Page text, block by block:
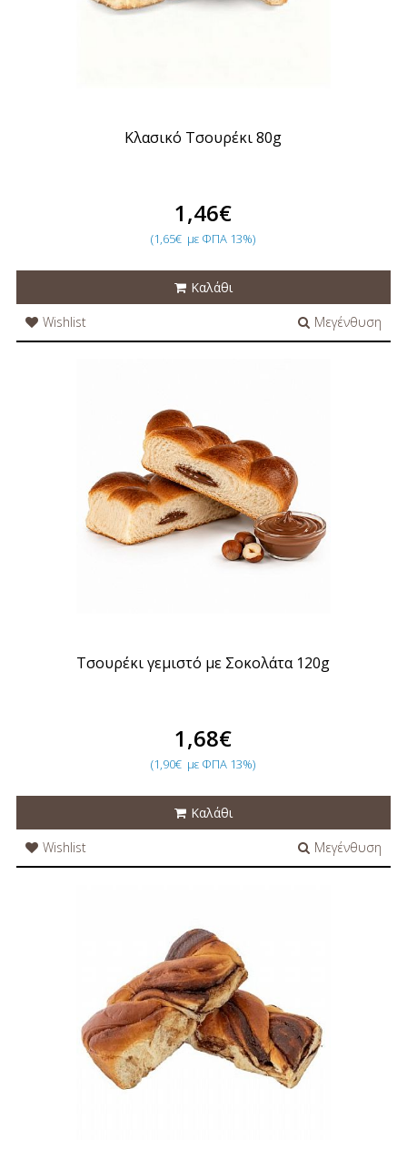
Κλασικό Τσουρέκι 80g
1,46€
(1,65€ με ΦΠΑ 13%)
Καλάθι
Wishlist
Μεγένθυση
Τσουρέκι γεμιστό με Σοκολάτα 120g
1,68€
(1,90€ με ΦΠΑ 13%)
Καλάθι
Wishlist
Μεγένθυση